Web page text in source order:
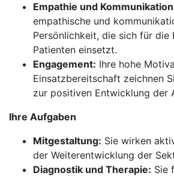
Empathie und
empathische und
Persönlichkeit, die sich für die
Patienten einsetzt.
Engagement: Ihre hohe
Einsatzbereitschaft zeichnen
zur positiven Entwicklung der
Ihre Aufgaben
Mitgestaltung: Sie wirken
der Weiterentwicklung der
Diagnostik und Therapie: Sie